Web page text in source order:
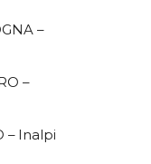
–
–
– Inalpi